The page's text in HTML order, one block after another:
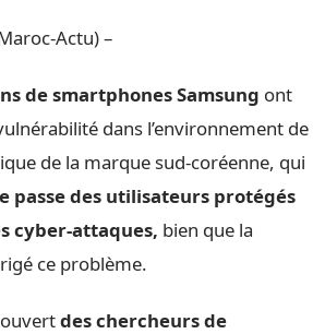
Actu) –
de smartphones Samsung ont
dans l’environnement de
de la marque sud-coréenne, qui
passe des utilisateurs protégés
cyber-attaques, bien que la
ce problème.
des chercheurs de